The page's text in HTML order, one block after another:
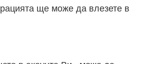
И
ПАНЕЛИВИЖДАНЕ
и хоби
ще може да влезете в